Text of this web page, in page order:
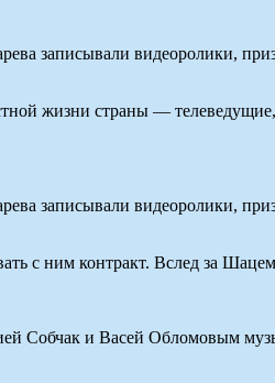
записывали видеоролики,
жизни страны —
записывали видеоролики,
ним контракт. Вслед за Шацем
Собчак и Васей Обломовым